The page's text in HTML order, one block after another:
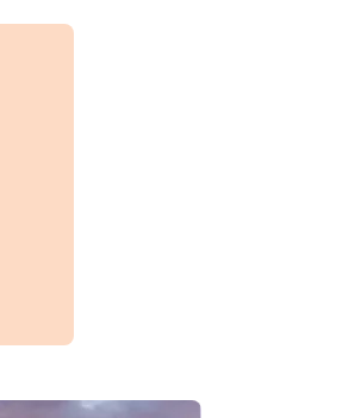
det föreligger en elpriskris.
och förnybartdirektivet.